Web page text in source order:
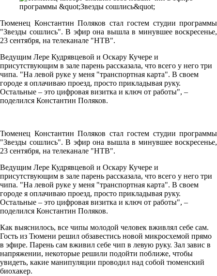
Тюменец Константин Поляков стал гостем студии программы
"Звезды сошлись". В эфир она вышла в минувшее воскресенье,
23 сентября, на телеканале "НТВ".
Ведущим Лере Кудрявцевой и Оскару Кучере и
присутствующим в зале парень рассказала, что всего у него три
чипа. "На левой руке у меня "транспортная карта". В своем
городе я оплачиваю проезд, просто прикладывая руку.
Остальные – это цифровая визитка и ключ от работы", –
поделился Константин Поляков.
Тюменец Константин Поляков стал гостем студии программы
"Звезды сошлись". В эфир она вышла в минувшее воскресенье,
23 сентября, на телеканале "НТВ".
Ведущим Лере Кудрявцевой и Оскару Кучере и
присутствующим в зале парень рассказала, что всего у него три
чипа. "На левой руке у меня "транспортная карта". В своем
городе я оплачиваю проезд, просто прикладывая руку.
Остальные – это цифровая визитка и ключ от работы", –
поделился Константин Поляков.
Как выяснилось, все чипы молодой человек вживлял себе сам.
Гость из Тюмени решил обзавестись новой микросхемой прямо
в эфире. Парень сам вживил себе чип в левую руку. Зал завис в
напряжении, некоторые решили подойти поближе, чтобы
увидеть, какие манипуляции проводил над собой тюменский
биохакер.